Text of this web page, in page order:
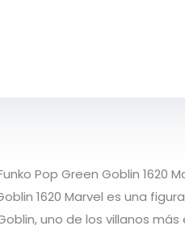
Pop Green Goblin 1620
1620 Marvel es una
uno de los villanos